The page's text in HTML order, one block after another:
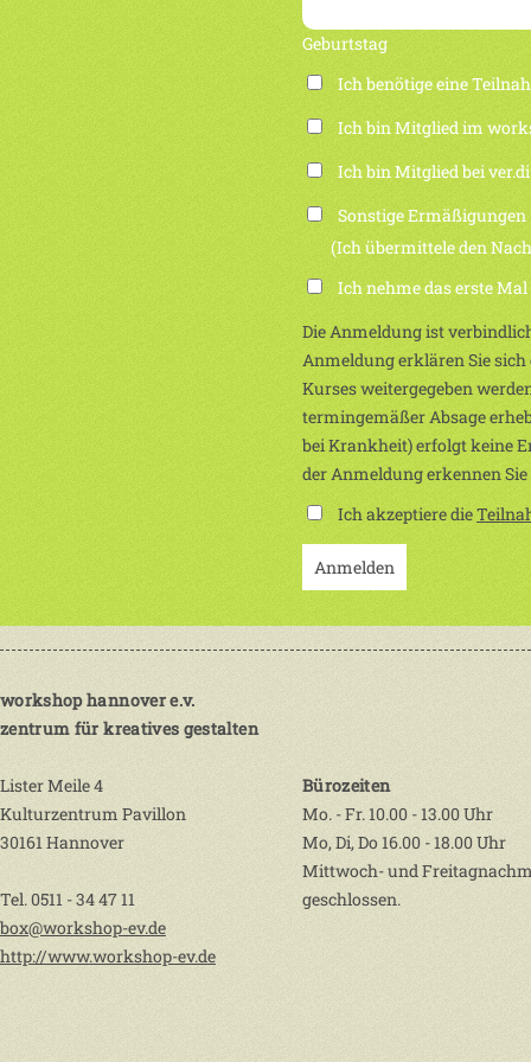
Geburtstag
Ich benötige eine
Ich bin Mitglied im
Ich bin Mitglied bei ver.di
Sonstige Ermäßigungen
(Ich übermittele den
Ich nehme das erste
Die Anmeldung ist
Anmeldung erklären Sie
Kurses weitergegeben
termingemäßer Absage
bei Krankheit) erfolgt keine
der Anmeldung erkennen
Ich akzeptiere die
Anmelden
workshop hannover e.v.
zentrum für kreatives gestalten
Lister Meile 4
Kulturzentrum Pavillon
30161 Hannover
Tel. 0511 - 34 47 11
box@workshop-ev.de
http://www.workshop-ev.de
Bürozeiten
Mo. - Fr. 10.00 - 13.00 Uhr
Mo, Di, Do 16.00 - 18.00 Uhr
Mittwoch- und
geschlossen.